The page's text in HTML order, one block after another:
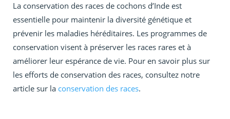
La conservation des races de cochons d’Inde est
essentielle pour maintenir la diversité génétique et
prévenir les maladies héréditaires. Les programmes de
conservation visent à préserver les races rares et à
améliorer leur espérance de vie. Pour en savoir plus sur
les efforts de conservation des races, consultez notre
article sur la conservation des races.